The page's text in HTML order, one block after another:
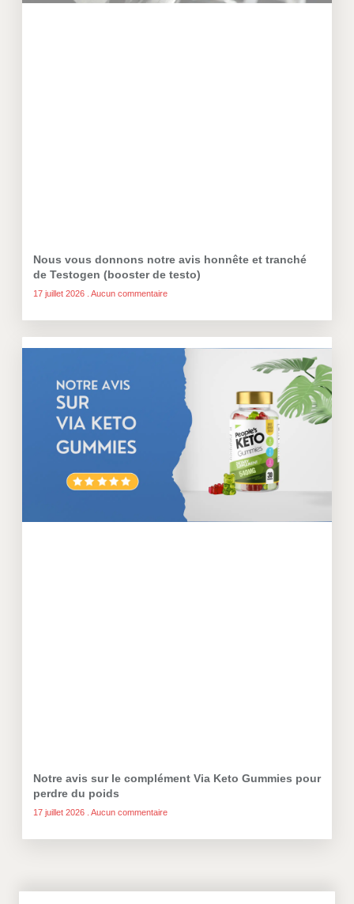
Nous vous donnons notre avis honnête et tranché
de Testogen (booster de testo)
17 juillet 2026 Aucun commentaire
Notre avis sur le complément Via Keto Gummies pour
perdre du poids
17 juillet 2026 Aucun commentaire